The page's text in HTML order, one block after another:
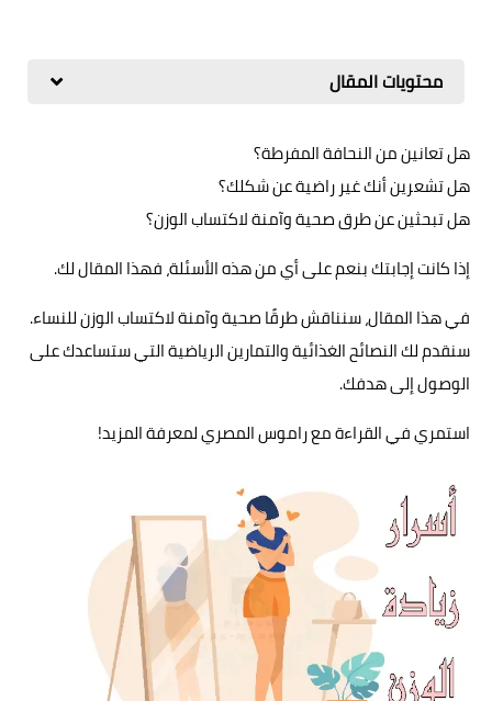
محتويات المقال
هل تعانين من النحافة المفرطة؟
هل تشعرين أنك غير راضية عن شكلك؟
هل تبحثين عن طرق صحية وآمنة لاكتساب الوزن؟
إذا كانت إجابتك بنعم على أي من هذه الأسئلة، فهذا المقال لك.
في هذا المقال، سنناقش طرقًا صحية وآمنة لاكتساب الوزن للنساء.
سنقدم لك النصائح الغذائية والتمارين الرياضية التي ستساعدك على
الوصول إلى هدفك.
استمري في القراءة مع راموس المصري لمعرفة المزيد!